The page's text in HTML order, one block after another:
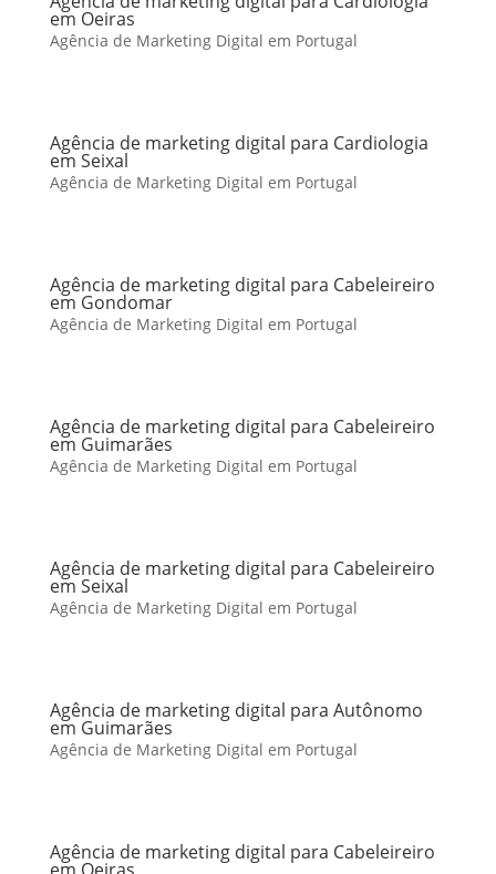
em Oeiras
Agência de Marketing Digital em Portugal
Agência de marketing digital para Cardiologia
em Seixal
Agência de Marketing Digital em Portugal
Agência de marketing digital para Cabeleireiro
em Gondomar
Agência de Marketing Digital em Portugal
Agência de marketing digital para Cabeleireiro
em Guimarães
Agência de Marketing Digital em Portugal
Agência de marketing digital para Cabeleireiro
em Seixal
Agência de Marketing Digital em Portugal
Agência de marketing digital para Autônomo
em Guimarães
Agência de Marketing Digital em Portugal
Agência de marketing digital para Cabeleireiro